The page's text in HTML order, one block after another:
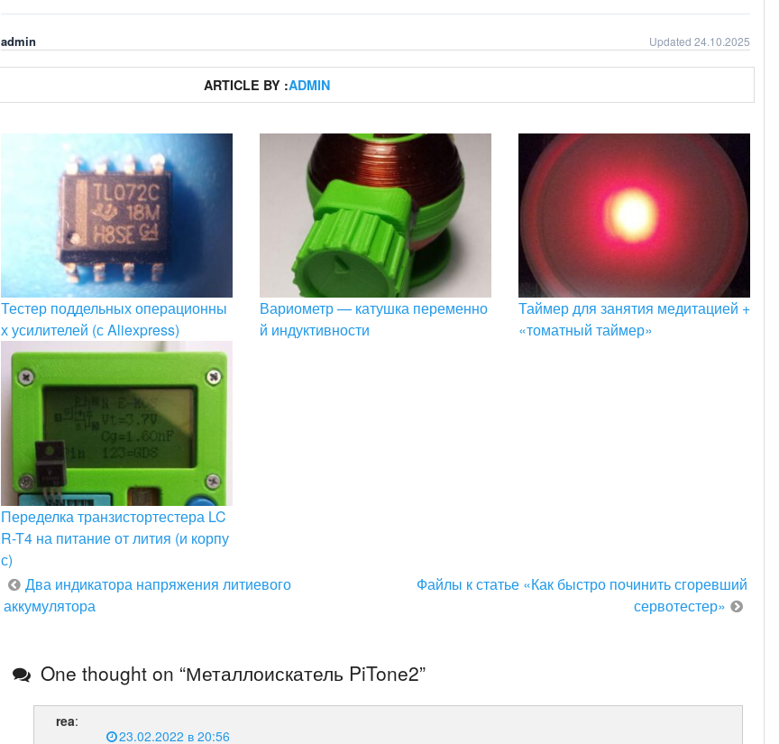
admin Updated 24.10.2025
ARTICLE BY :ADMIN
Тестер поддельных операционны
х усилителей (с Aliexpress)
Вариометр — катушка переменно
й индуктивности
Таймер для занятия медитацией +
«томатный таймер»
Переделка транзистортестера LC
R-T4 на питание от лития (и корпу
с)
Навигация
записям
Два индикатора напряжения литиевого
аккумулятора
Файлы к статье «Как быстро починить сгоревший
сервотестер»
One thought on “Металлоискатель PiTone2”
rea:
23.02.2022 в 20:56